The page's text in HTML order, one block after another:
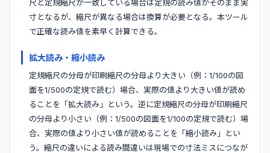
尺と定規縮尺が一致している場合は定規の読み値がそのまま実
寸となるが、縮尺が異なる場合は換算が必要となる。本ツール
で正確な読み値を素早く計算できる。
拡大読み・縮小読み
定規縮尺の分母が印刷縮尺の分母より大きい（例：1/100の図
面を1/500の定規で読む）場合、実際の値より大きい値が読め
ることを「拡大読み」という。逆に定規縮尺の分母が印刷縮尺
の分母より小さい（例：1/500の図面を1/100の定規で読む）場
合、実際の値より小さい値が読めることを「縮小読み」とい
う。縮尺の違いによる読み間違いは現場での寸法ミスにつなが